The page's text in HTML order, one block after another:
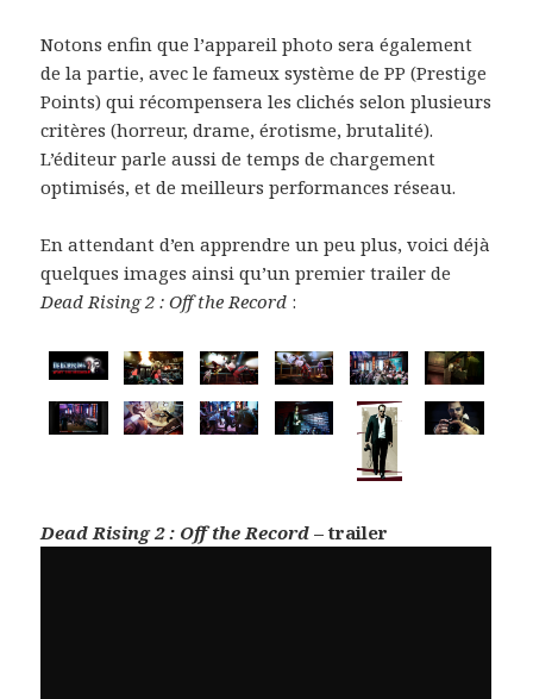
Notons enfin que l’appareil photo sera également
de la partie, avec le fameux système de PP (Prestige
Points) qui récompensera les clichés selon plusieurs
critères (horreur, drame, érotisme, brutalité).
L’éditeur parle aussi de temps de chargement
optimisés, et de meilleurs performances réseau.
En attendant d’en apprendre un peu plus, voici déjà
quelques images ainsi qu’un premier trailer de
Dead Rising 2 : Off the Record :
Dead Rising 2 : Off the Record – trailer